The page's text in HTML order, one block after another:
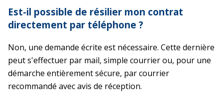
Est-il possible de résilier mon contrat
directement par téléphone ?
Non, une demande écrite est nécessaire. Cette dernière
peut s'effectuer par mail, simple courrier ou, pour une
démarche entièrement sécure, par courrier
recommandé avec avis de réception.